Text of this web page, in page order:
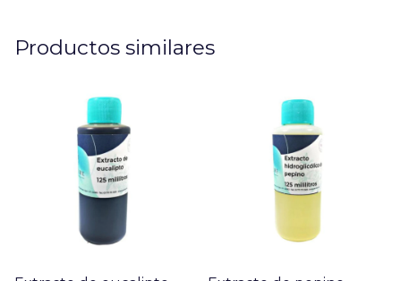
Productos similares